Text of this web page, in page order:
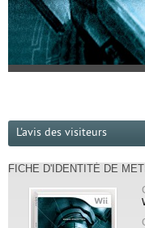
L'avis des visiteurs
FICHE D'IDENTITÉ DE